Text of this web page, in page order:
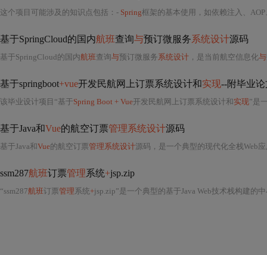
这个项目可能涉及的知识点包括：- Spring框架的基本使用，如依赖注入、
基于SpringCloud的国内航班查询与预订微服务系统设计源码
基于SpringCloud的国内航班查询与预订微服务系统设计 ，是当前航空信息化与
基于springboot+vue开发民航网上订票系统设计和实现--附毕业论
该毕业设计项目“基于Spring Boot + Vue开发民航网上订票系统设计和实现”是一
基于Java和Vue的航空订票管理系统设计源码
基于Java和Vue的航空订票管理系统设计源码，是一个典型的现代化全栈Web应用实践案例，深刻体现了当前企业级信息
ssm287航班订票管理系统+jsp.zip
“ssm287航班订票管理系统+jsp.zip”是一个典型的基于Java Web技术栈构建的中小